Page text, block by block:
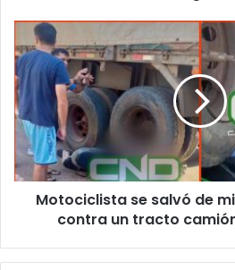
Motociclista se salvó de
contra un tracto